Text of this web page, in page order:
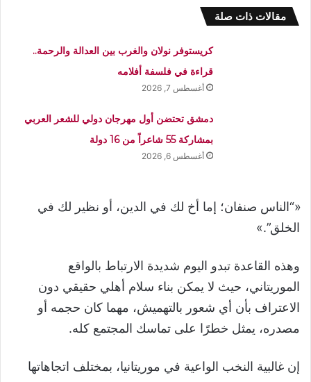
مقالات ذات صلة
كريستوفر نولان والغرب بين العدالة والرحمة..
قراءة في فلسفة أفلامه
أغسطس 7, 2026
دمشق تحتضن أول مهرجان دولي للشعر العربي
بمشاركة 55 شاعراً من 16 دولة
أغسطس 6, 2026
«“الناس صنفان؛ إما أخ لك في الدين، أو نظير لك في
الخلق”.»
وهذه القاعدة تبدو اليوم شديدة الارتباط بالواقع
الموريتاني، حيث لا يمكن بناء سلام أهلي حقيقي دون
الاعتراف بأن أي شعور بالتهميش، مهما كان حجمه أو
مصدره، يمثل خطرًا على تماسك المجتمع كله.
إن غالبية النخب الواعية في موريتانيا، بمختلف اتجاهاتها